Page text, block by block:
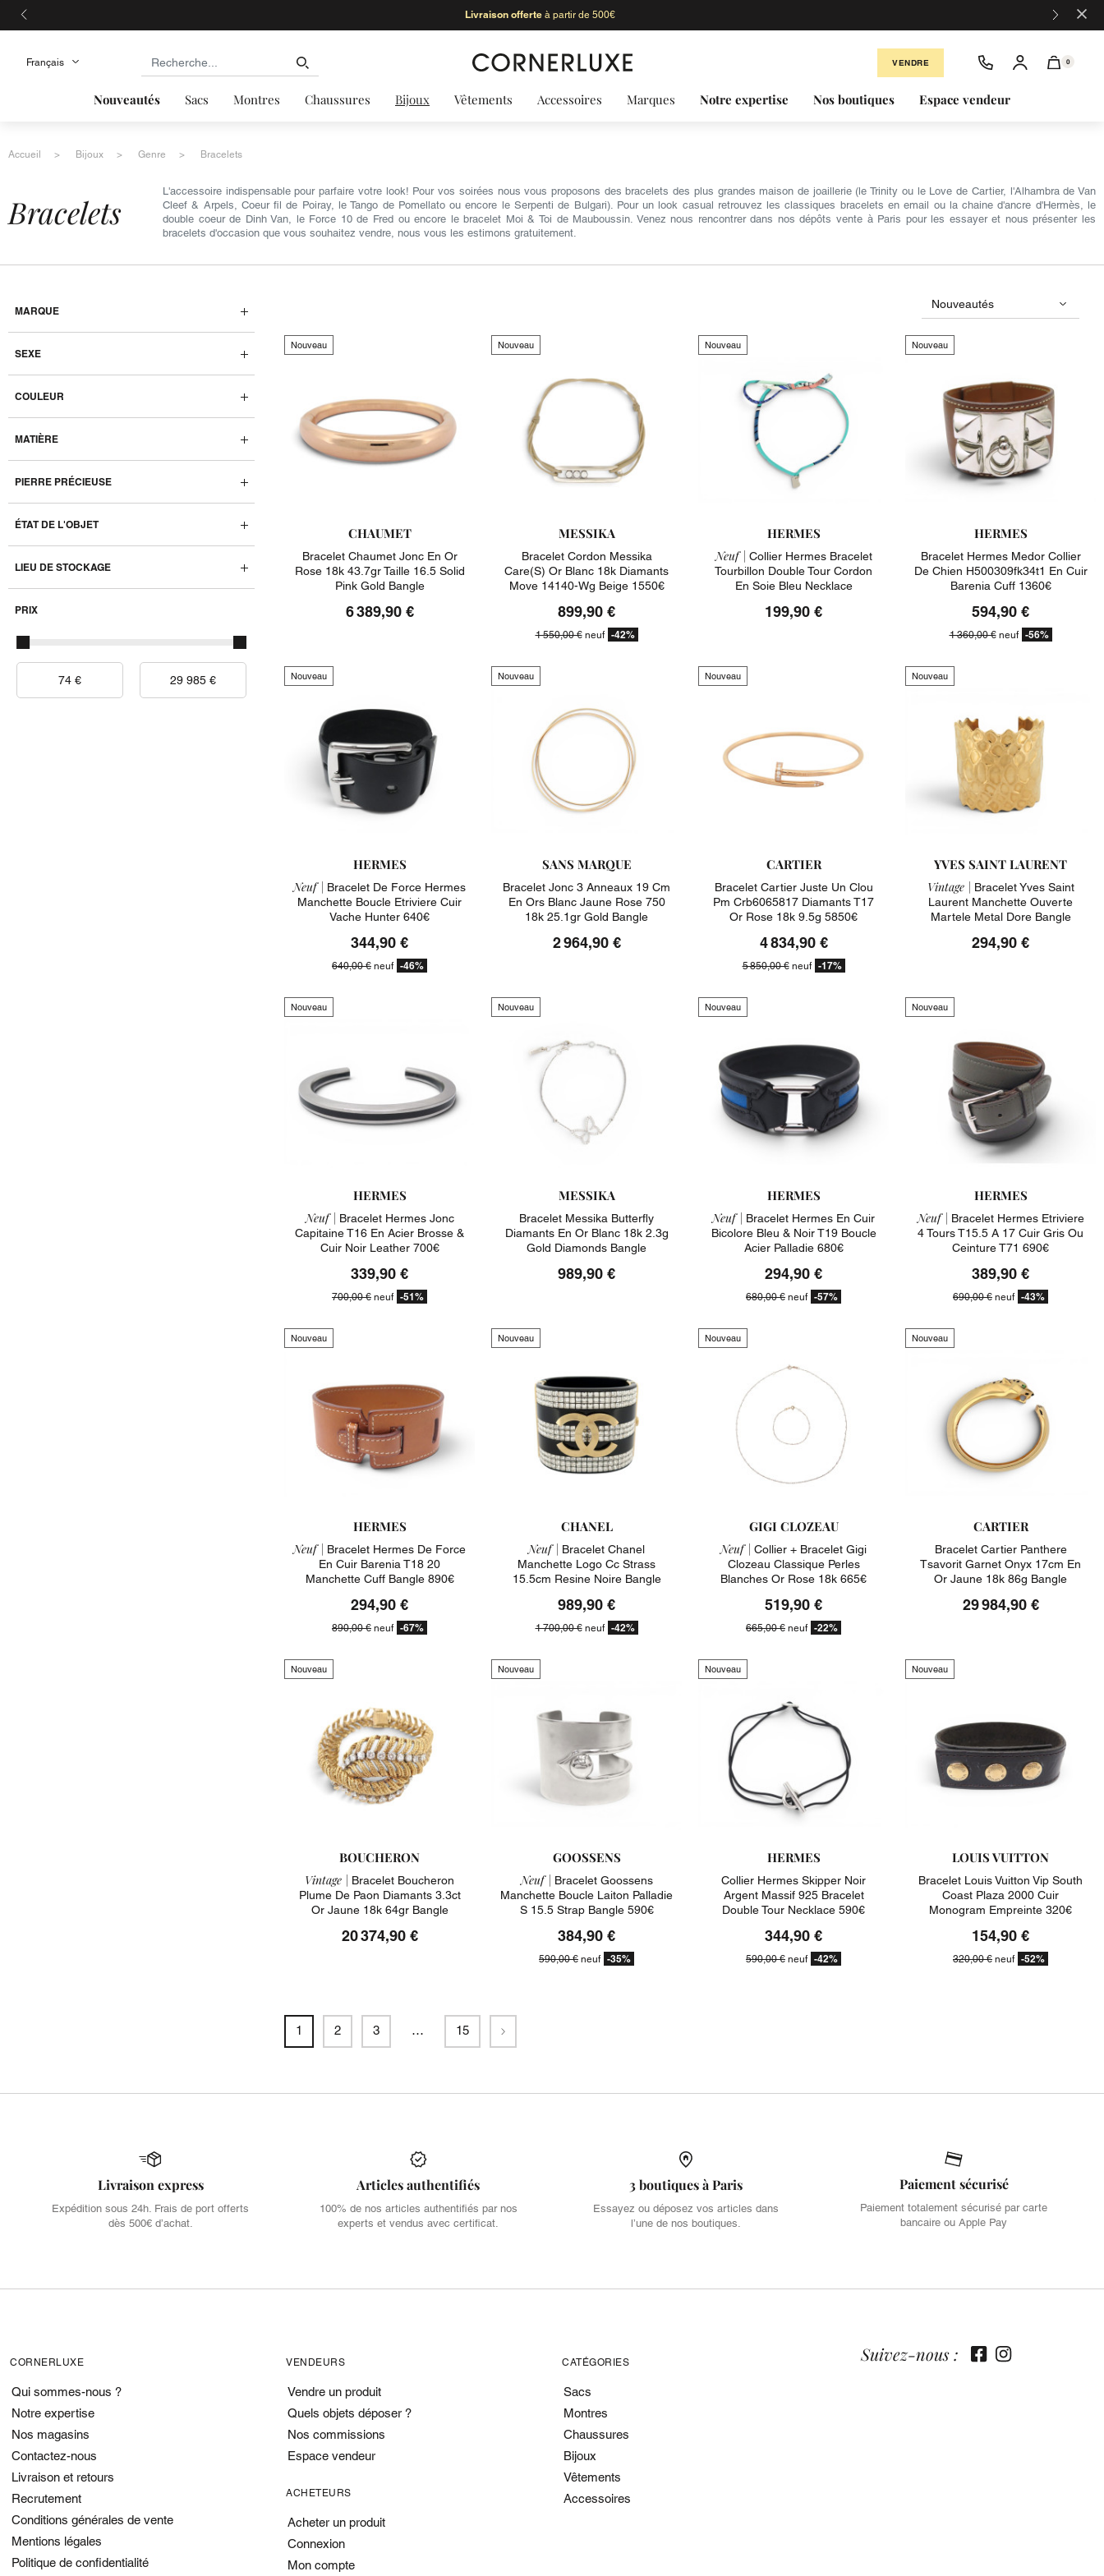
Livraison offerteà partir de 500€ ×
VENDRE 0
Nouveautés Sacs Montres Chaussures Bijoux Vêtements Accessoires Marques Notre expertise Nos boutiques Espace vendeur
Accueil Bijoux Genre Bracelets
bracelets
L'accessoire indispensable pour parfaire votre look! Pour vos soirées nous vous proposons des bracelets des plus grandes maison de joaillerie (le Trinity ou le Love de Cartier, l'Alhambra de Van
Cleef & Arpels, Coeur fil de Poiray, le Tango de Pomellato ou encore le Serpenti de Bulgari). Pour un look casual retrouvez les classiques bracelets en email ou la chaine d'ancre d'Hermès, le
double coeur de Dinh Van, le Force 10 de Fred ou encore le bracelet Moi & Toi de Mauboussin. Venez nous rencontrer dans nos dépôts vente à Paris pour les essayer et nous présenter les
bracelets d'occasion que vous souhaitez vendre, nous vous les estimons gratuitement.
MARQUE
SEXE
COULEUR
MATIÈRE
PIERRE PRÉCIEUSE
ÉTAT DE L'OBJET
LIEU DE STOCKAGE
PRIX
Nouveau
CHAUMET
Bracelet Chaumet Jonc En Or
Rose 18k 43.7gr Taille 16.5 Solid
Pink Gold Bangle
6 389,90 €
Nouveau
MESSIKA
Bracelet Cordon Messika
Care(s) Or Blanc 18k Diamants
Move 14140-Wg Beige 1550€
899,90 €
1 550,00 €neuf -42%
Nouveau
HERMES
Neuf | Collier Hermes Bracelet
Tourbillon Double Tour Cordon
En Soie Bleu Necklace
199,90 €
Nouveau
HERMES
Bracelet Hermes Medor Collier
De Chien H500309fk34t1 En Cuir
Barenia Cuff 1360€
594,90 €
1 360,00 €neuf -56%
Nouveau
HERMES
Neuf | Bracelet De Force Hermes
Manchette Boucle Etriviere Cuir
Vache Hunter 640€
344,90 €
640,00 € neuf -46%
Nouveau
SANS MARQUE
Bracelet Jonc 3 Anneaux 19 Cm
En Ors Blanc Jaune Rose 750
18k 25.1gr Gold Bangle
2 964,90 €
Nouveau
CARTIER
Bracelet Cartier Juste Un Clou
Pm Crb6065817 Diamants T17
Or Rose 18k 9.5g 5850€
4 834,90 €
5 850,00 €neuf -17%
Nouveau
YVES SAINT LAURENT
Vintage | Bracelet Yves Saint
Laurent Manchette Ouverte
Martele Metal Dore Bangle
294,90 €
Nouveau
HERMES
Neuf | Bracelet Hermes Jonc
Capitaine T16 En Acier Brosse &
Cuir Noir Leather 700€
339,90 €
700,00 € neuf -51%
Nouveau
MESSIKA
Bracelet Messika Butterfly
Diamants En Or Blanc 18k 2.3g
Gold Diamonds Bangle
989,90 €
Nouveau
HERMES
Neuf | Bracelet Hermes En Cuir
Bicolore Bleu & Noir T19 Boucle
Acier Palladie 680€
294,90 €
680,00 € neuf -57%
Nouveau
HERMES
Neuf | Bracelet Hermes Etriviere
4 Tours T15.5 A 17 Cuir Gris Ou
Ceinture T71 690€
389,90 €
690,00 € neuf -43%
Nouveau
HERMES
Neuf | Bracelet Hermes De Force
En Cuir Barenia T18 20
Manchette Cuff Bangle 890€
294,90 €
890,00 € neuf -67%
Nouveau
CHANEL
Neuf | Bracelet Chanel
Manchette Logo Cc Strass
15.5cm Resine Noire Bangle
989,90 €
1 700,00 €neuf -42%
Nouveau
GIGI CLOZEAU
Neuf | Collier + Bracelet Gigi
Clozeau Classique Perles
Blanches Or Rose 18k 665€
519,90 €
665,00 € neuf -22%
Nouveau
CARTIER
Bracelet Cartier Panthere
Tsavorit Garnet Onyx 17cm En
Or Jaune 18k 86g Bangle
29 984,90 €
Nouveau
BOUCHERON
Vintage | Bracelet Boucheron
Plume De Paon Diamants 3.3ct
Or Jaune 18k 64gr Bangle
20 374,90 €
Nouveau
GOOSSENS
Neuf | Bracelet Goossens
Manchette Boucle Laiton Palladie
S 15.5 Strap Bangle 590€
384,90 €
590,00 € neuf -35%
Nouveau
HERMES
Collier Hermes Skipper Noir
Argent Massif 925 Bracelet
Double Tour Necklace 590€
344,90 €
590,00 € neuf -42%
Nouveau
LOUIS VUITTON
Bracelet Louis Vuitton Vip South
Coast Plaza 2000 Cuir
Monogram Empreinte 320€
154,90 €
320,00 € neuf -52%
1 2 3 … 15 Suivant
Livraison express
Expédition sous 24h. Frais de port offerts
dès 500€ d’achat.
Articles authentifiés
100% de nos articles authentifiés par nos
experts et vendus avec certificat.
3 boutiques à Paris
Essayez ou déposez vos articles dans
l’une de nos boutiques.
Paiement sécurisé
Paiement totalement sécurisé par carte
bancaire ou Apple Pay
CORNERLUXE
Qui sommes-nous ?
Notre expertise
Nos magasins
Contactez-nous
Livraison et retours
Recrutement
Conditions générales de vente
Mentions légales
Politique de confidentialité
VENDEURS
Vendre un produit
Quels objets déposer ?
Nos commissions
Espace vendeur
ACHETEURS
Acheter un produit
Connexion
Mon compte
CATÉGORIES
Sacs
Montres
Chaussures
Bijoux
Vêtements
Accessoires
Suivez-nous :